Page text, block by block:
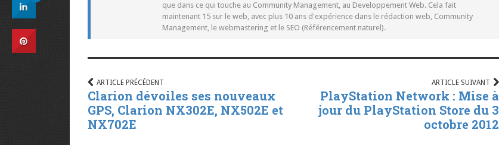
que dans ce qui touche au Community Management, au Developpement Web. Cela fait
maintenant 15 sur le web, avec plus 10 ans d'expérience dans le rédaction web, Community
Management, le webmastering et le SEO (Référencement naturel).
ARTICLE PRÉCÉDENT
Clarion dévoiles ses nouveaux
GPS, Clarion NX302E, NX502E et
NX702E
ARTICLE SUIVANT
PlayStation Network : Mise à
jour du PlayStation Store du 3
octobre 2012